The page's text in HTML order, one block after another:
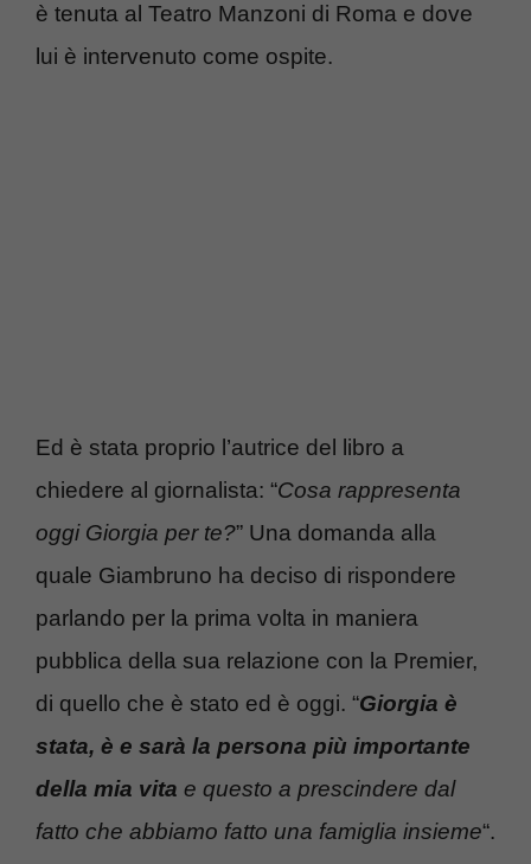
è tenuta al Teatro Manzoni di Roma e dove
lui è intervenuto come ospite.
Ed è stata proprio l’autrice del libro a
chiedere al giornalista: “Cosa rappresenta
oggi Giorgia per te?” Una domanda alla
quale Giambruno ha deciso di rispondere
parlando per la prima volta in maniera
pubblica della sua relazione con la Premier,
di quello che è stato ed è oggi. “Giorgia è
stata, è e sarà la persona più importante
della mia vita e questo a prescindere dal
fatto che abbiamo fatto una famiglia insieme“.